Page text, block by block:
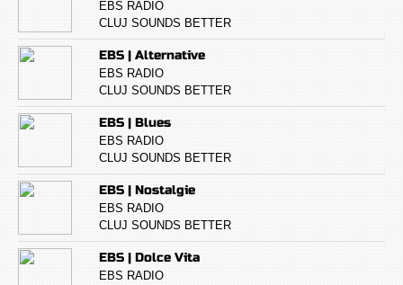
EBS RADIO
CLUJ SOUNDS BETTER
EBS | Alternative
EBS RADIO
CLUJ SOUNDS BETTER
EBS | Blues
EBS RADIO
CLUJ SOUNDS BETTER
EBS | Nostalgie
EBS RADIO
CLUJ SOUNDS BETTER
EBS | Dolce Vita
EBS RADIO